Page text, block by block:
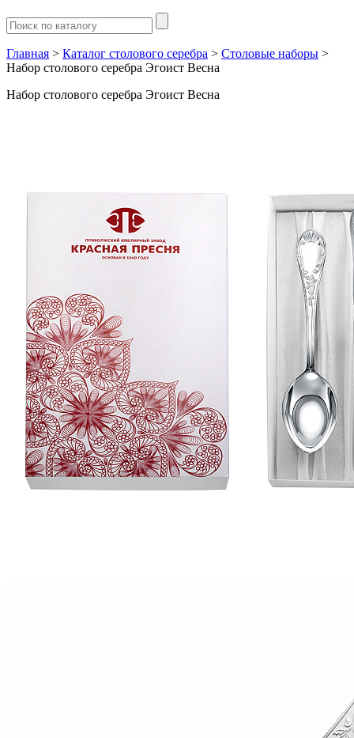
Главная > Каталог столового серебра > Столовые наборы >
Набор столового серебра Эгоист Весна
Набор столового серебра Эгоист Весна